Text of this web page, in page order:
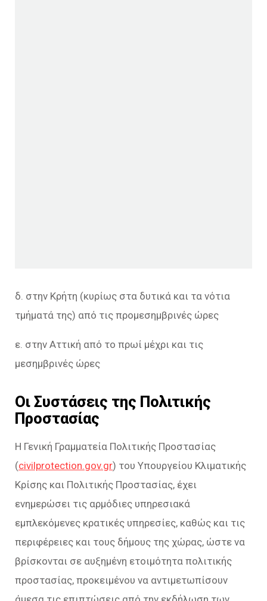
δ. στην Κρήτη (κυρίως στα δυτικά και τα νότια
τμήματά της) από τις προμεσημβρινές ώρες
ε. στην Αττική από το πρωί μέχρι και τις
μεσημβρινές ώρες
Οι Συστάσεις της Πολιτικής
Προστασίας
Η Γενική Γραμματεία Πολιτικής Προστασίας
(civilprotection.gov.gr) του Υπουργείου Κλιματικής
Κρίσης και Πολιτικής Προστασίας, έχει
ενημερώσει τις αρμόδιες υπηρεσιακά
εμπλεκόμενες κρατικές υπηρεσίες, καθώς και τις
περιφέρειες και τους δήμους της χώρας, ώστε να
βρίσκονται σε αυξημένη ετοιμότητα πολιτικής
προστασίας, προκειμένου να αντιμετωπίσουν